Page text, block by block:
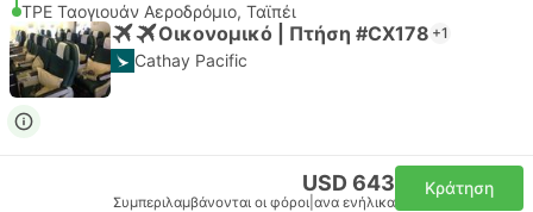
TPE Ταογιουάν Αεροδρόμιο, Ταϊπέι
Οικονομικό | Πτήση #CX178 +1
Cathay Pacific
USD 643
Συμπεριλαμβάνονται οι φόροι ανα ενήλικα
Κράτηση